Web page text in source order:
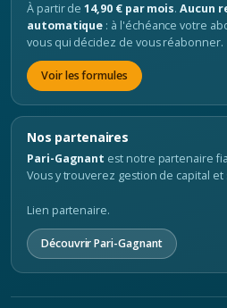
À partir de14,90 € par mois.Aucun
automatique : à l'échéance votre
vous qui décidez de vous réabonner.
Voir les formules
Nos partenaires
Pari-Gagnant est notre partenaire
Vous y trouverez gestion de capital et
Lien partenaire.
Découvrir Pari-Gagnant